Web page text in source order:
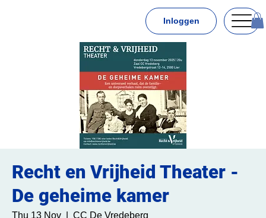
Inloggen
Recht en Vrijheid Theater -
De geheime kamer
Thu 13 Nov CC De Vredeberg